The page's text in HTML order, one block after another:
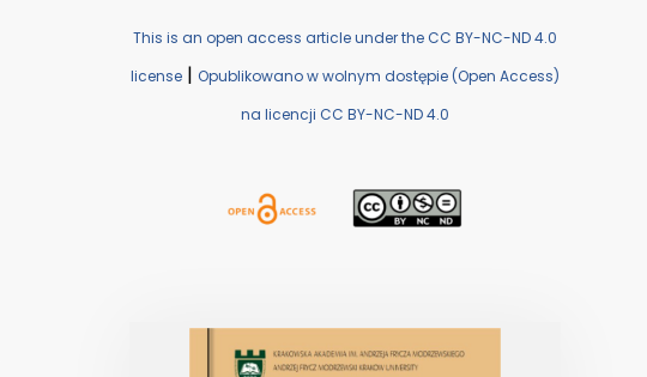
This is an open access article under the CC BY-NC-ND 4.0
license | Opublikowano w wolnym dostępie (Open Access)
na licencji CC BY-NC-ND 4.0